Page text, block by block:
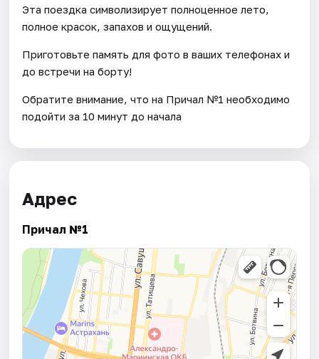
Эта поездка символизирует полноценное лето,
полное красок, запахов и ощущений.
Приготовьте память для фото в ваших телефонах и
до встречи на борту!
Обратите внимание, что на Причал №1 необходимо
подойти за 10 минут до начала
Адрес
Причал №1